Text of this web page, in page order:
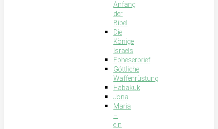
Anfang
der
Bibel
Die
Könige
Israels
Epheserbrief
Göttliche
Waffenrüstung
Habakuk
Jona
Maria
–
ein